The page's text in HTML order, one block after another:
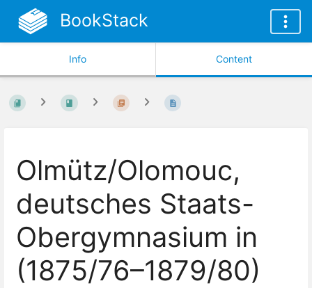
BookStack
Info Content
Olmütz/Olomouc,
deutsches Staats-
Obergymnasium in
(1875/76–1879/80)